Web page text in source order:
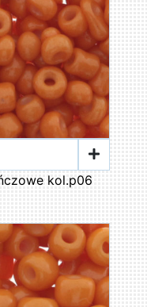
kol.p06